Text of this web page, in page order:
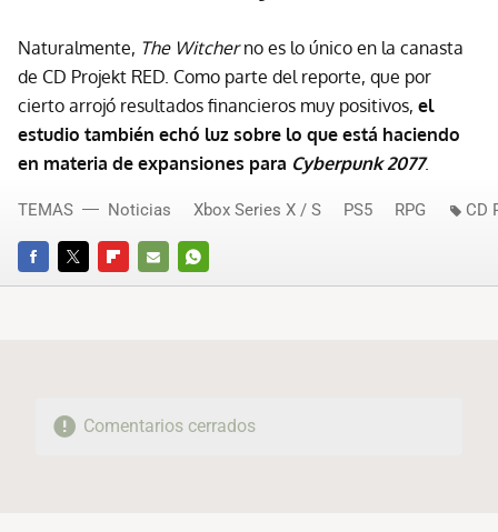
Naturalmente, The Witcherno es lo único en la canasta
de CD Projekt RED. Como parte del reporte, que por
cierto arrojó resultados financieros muy positivos, el
estudio también echó luz sobre lo que está haciendo
en materia de expansiones para Cyberpunk 2077.
FACEBOOKTWITTERFLIPBOARD
E-
WHATSAPP
TEMAS Noticias Xbox Series X / S PS5 RPG CD
Comentarios cerrados